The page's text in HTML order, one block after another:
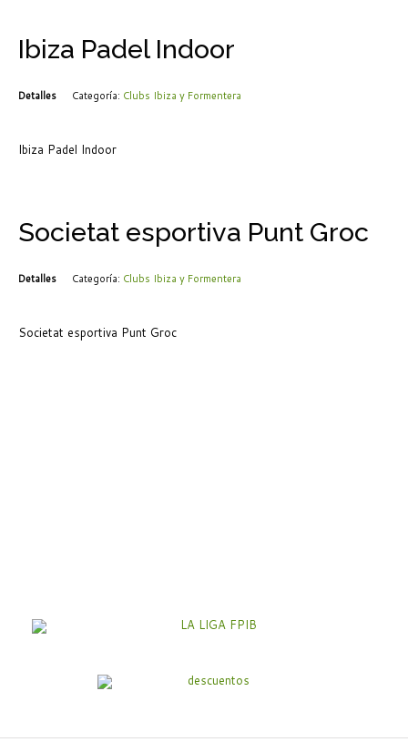
Ibiza Padel Indoor
Detalles Categoría: Clubs Ibiza y Formentera
Ibiza Padel Indoor
Societat esportiva Punt Groc
Detalles Categoría: Clubs Ibiza y Formentera
Societat esportiva Punt Groc